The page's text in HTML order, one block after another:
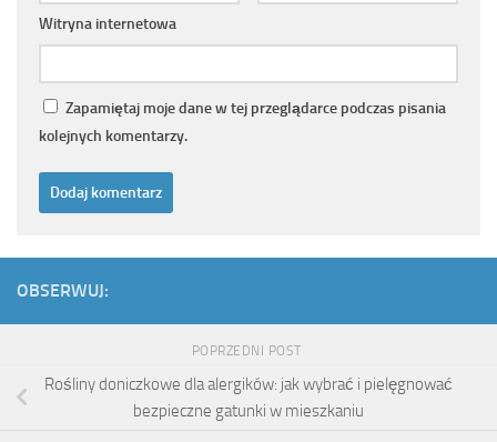
Witryna internetowa
Zapamiętaj moje dane w tej przeglądarce podczas pisania
kolejnych komentarzy.
OBSERWUJ:
POPRZEDNI POST
Rośliny doniczkowe dla alergików: jak wybrać i pielęgnować
bezpieczne gatunki w mieszkaniu